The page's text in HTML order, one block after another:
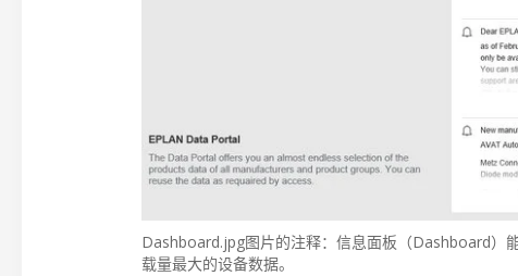
Dashboard.jpg图片的注释：信息面板（Dashboard）
载量最大的设备数据。